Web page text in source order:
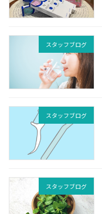
スタッフブログ
スタッフブログ
スタッフブログ